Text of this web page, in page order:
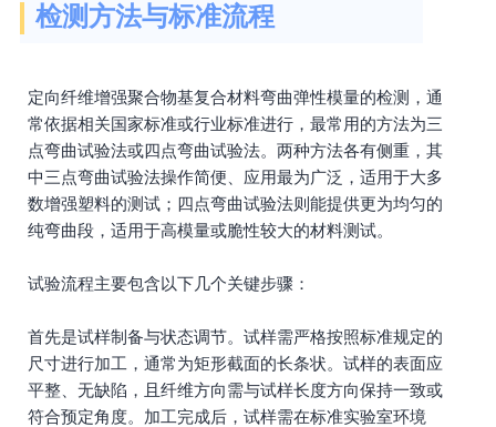
检测方法与标准流程
定向纤维增强聚合物基复合材料弯曲弹性模量的检测，通
常依据相关国家标准或行业标准进行，最常用的方法为三
点弯曲试验法或四点弯曲试验法。两种方法各有侧重，其
中三点弯曲试验法操作简便、应用最为广泛，适用于大多
数增强塑料的测试；四点弯曲试验法则能提供更为均匀的
纯弯曲段，适用于高模量或脆性较大的材料测试。
试验流程主要包含以下几个关键步骤：
首先是试样制备与状态调节。试样需严格按照标准规定的
尺寸进行加工，通常为矩形截面的长条状。试样的表面应
平整、无缺陷，且纤维方向需与试样长度方向保持一致或
符合预定角度。加工完成后，试样需在标准实验室环境